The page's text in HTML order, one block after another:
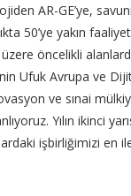
AR-GE’ye,
50’ye yakın
öncelikli
Ufuk Avrupa ve
ve sınai
Yılın ikinci
işbirliğimizi en